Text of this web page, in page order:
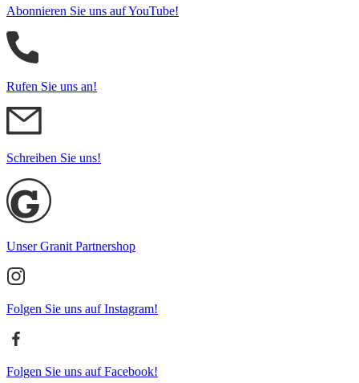
Abonnieren Sie uns auf YouTube!
Rufen Sie uns an!
Schreiben Sie uns!
Unser Granit Partnershop
Folgen Sie uns auf Instagram!
Folgen Sie uns auf Facebook!